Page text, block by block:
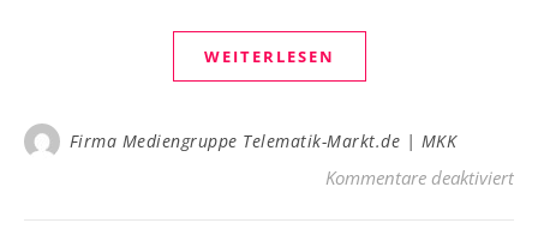
WEITERLESEN
Firma Mediengruppe Telematik-Markt.de | MKK
Kommentare deaktiviertfür